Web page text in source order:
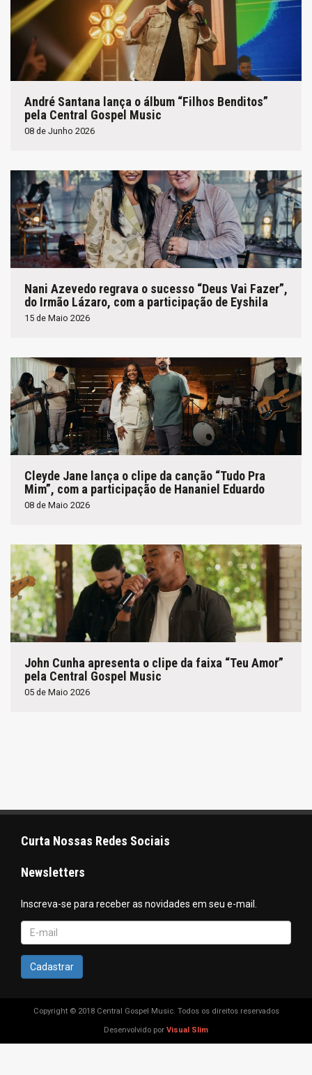
André Santana lança o álbum “Filhos Benditos”
pela Central Gospel Music
08 de Junho 2026
Nani Azevedo regrava o sucesso “Deus Vai Fazer”,
do Irmão Lázaro, com a participação de Eyshila
15 de Maio 2026
Cleyde Jane lança o clipe da canção “Tudo Pra
Mim”, com a participação de Hananiel Eduardo
08 de Maio 2026
John Cunha apresenta o clipe da faixa “Teu Amor”
pela Central Gospel Music
05 de Maio 2026
Curta Nossas Redes Sociais
Newsletters
Inscreva-se para receber as novidades em seu e-mail.
Cadastrar
Copyright © 2018 Central Gospel Music. Todos os direitos reservados
Desenvolvido por Visual Slim